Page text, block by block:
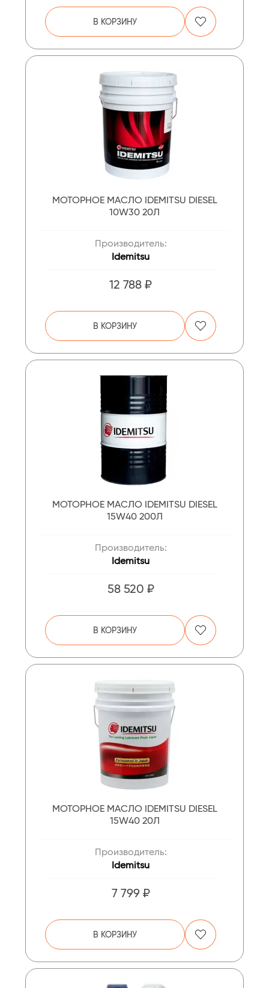
В КОРЗИНУ
МОТОРНОЕ МАСЛО IDEMITSU DIESEL
10W30 20Л
Производитель:
Idemitsu
12 788 ₽
В КОРЗИНУ
МОТОРНОЕ МАСЛО IDEMITSU DIESEL
15W40 200Л
Производитель:
Idemitsu
58 520 ₽
В КОРЗИНУ
МОТОРНОЕ МАСЛО IDEMITSU DIESEL
15W40 20Л
Производитель:
Idemitsu
7 799 ₽
В КОРЗИНУ